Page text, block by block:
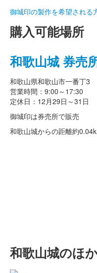
御城印の製作を希望される
購入可能場所
和歌山城 券売
和歌山県和歌山市一番丁3
営業時間：9:00～17:30
定休日：12月29日～31日
御城印は券売所で販売
和歌山城からの距離約
和歌山城のほ